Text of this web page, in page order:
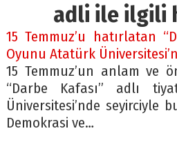
adli ile ilgili
15 Temmuz’u hatırlatan
Oyunu Atatürk
15 Temmuz’un anlam ve
“Darbe Kafası” adlı
Üniversitesi’nde seyirciyle
Demokrasi ve…